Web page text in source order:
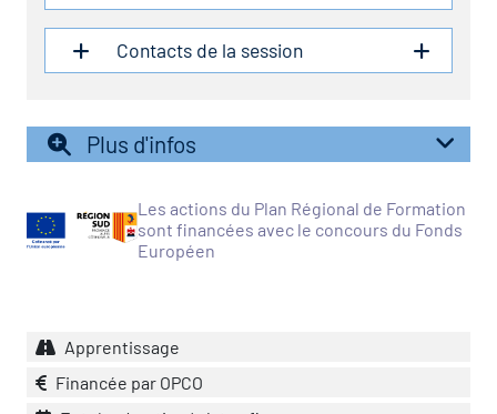
Contacts de la session
Plus d'infos
Les actions du Plan Régional de Formation
sont financées avec le concours du Fonds
Européen
Apprentissage
Financée par OPCO